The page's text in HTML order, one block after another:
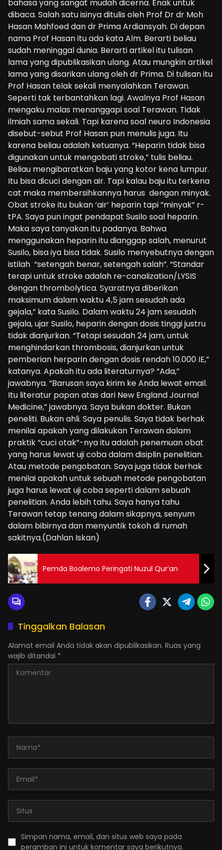
bahasa yang sangat mudah dicerna. Enak untuk
dibaca. Salah satu isinya ditulis oleh Prof Dr dr Moh
Hasan Mahfoed dan dr Prima Ardiansyah. Di depan
nama Prof Hasan itu ada kata Alm. Berarti beliau
sudah meninggal dunia. Berarti artikel itu tulisan
lama yang dipublikasikan ulang. Atau mungkin artikel
lama yang disarikan ulang oleh dr Prima. Di tulisan itu
Prof Hasan telak sekali menyalahkan Terawan.
Seperti tak terbantahkan lagi. Awalnya Prof Hasan
mengaku malas menanggapi soal Terawan. Tidak
ilmiah sama sekali. Tapi karena soal neuro Indonesia
disebut-sebut Prof Hasan pun menulis juga. Itu
karena beliau adalah ketuanya. “Heparin tidak bisa
digunakan untuk mengobati stroke,” tulis beliau.
Beliau mengibaratkan baju yang kotor kena lumpur.
Itu bisa dicuci dengan air. Tapi kalau baju itu terkena
cat maka membersihkannya harus dengan minyak.
Obat stroke itu bukan ‘air’ heparin tapi ”minyak” r-
tPA. Saya pun ingat pendapat Susilo soal heparin.
Maka saya tanyakan itu padanya. Bahwa
menggunakan heparin itu dianggap salah, menurut
Susilo, bisa iya bisa tidak. Susilo menyebutnya dengan
istilah “setengah benar, setengah salah”. “Standar
terapi untuk stroke adalah re-canalization/LYSIS
dengan thrombolytica. Syaratnya diberikan
maksimum dalam waktu 4,5 jam sesudah ada
gejala,” kata Susilo. Dalam waktu 24 jam sesudah
gejala, ujar Susilo, heparin dengan dosis tinggi justru
tidak dianjurkan. “Tetapi sesudah 24 jam, untuk
menghindarkan thrombosis, dianjurkan untuk
pemberian herparin dengan dosis rendah 10.000 IE,”
katanya. Apakah itu ada literaturnya? “Ada,”
jawabnya. “Barusan saya kirim ke Anda lewat email.
Itu literatur papan atas dari New England Journal
Medicine,” jawabnya. Saya bukan dokter. Bukan
peneliti. Bukan ahli. Saya penulis. Saya tidak berhak
menilai apakah yang dilakukan Terawan dalam
praktik “cuci otak”-nya itu adalah penemuan obat
yang harus lewat uji coba dalam disiplin penelitian.
Atau metode pengobatan. Saya juga tidak berhak
menilai apakah untuk sebuah metode pengobatan
juga harus lewat uji coba seperti dalam sebuah
penelitian. Anda lebih tahu. Saya hanya tahu
Terawan tetap tenang dalam sikapnya, senyum
dalam bibirnya dan menyuntik tokoh di rumah
sakitnya.(Dahlan Iskan)
Pemda Boalemo Peringati Nuzul Qur’an
Tinggalkan Balasan
Alamat email Anda tidak akan dipublikasikan. Ruas yang
wajib ditandai *
Simpan nama, email, dan situs web saya pada
peramban ini untuk komentar saya berikutnya.